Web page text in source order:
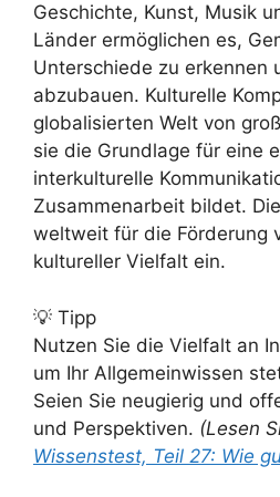
Geschichte, Kunst, Musik
Länder ermöglichen es,
Unterschiede zu erkennen
abzubauen. Kulturelle
globalisierten Welt von
sie die Grundlage für eine
interkulturelle
Zusammenarbeit bildet. Die
weltweit für die Förderung
kultureller Vielfalt ein.
💡 Tipp
Nutzen Sie die Vielfalt an
um Ihr Allgemeinwissen
Seien Sie neugierig und
und Perspektiven. (Lesen
Wissenstest, Teil 27: Wie